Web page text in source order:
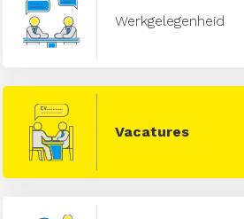
Werkgelegenheid
Vacatures